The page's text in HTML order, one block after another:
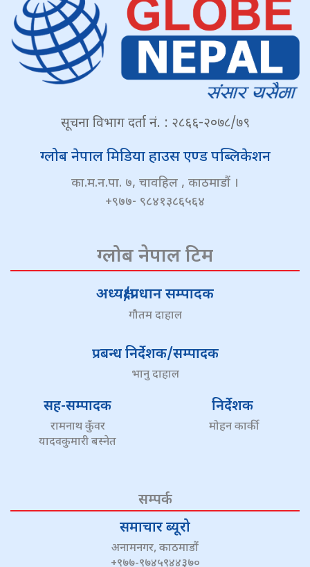
सूचना विभाग दर्ता नं. : २८६६-२०७८/७९
ग्लोब नेपाल मिडिया हाउस एण्ड पब्लिकेशन
का.म.न.पा. ७, चावहिल , काठमाडौं ।
+९७७- ९८४१३८६५६४
ग्लोब नेपाल टिम
अध्यक्ष/प्रधान सम्पादक
गौतम दाहाल
प्रबन्ध निर्देशक/सम्पादक
भानु दाहाल
सह-सम्पादक
रामनाथ कुँवर
यादवकुमारी बस्नेत
निर्देशक
मोहन कार्की
सम्पर्क
समाचार ब्यूरो
अनामनगर, काठमाडौं